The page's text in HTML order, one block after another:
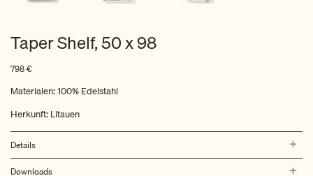
Taper Shelf, 50 x 98
798€
Materialen: 100% Edelstahl
Herkunft: Litauen
Details
Downloads